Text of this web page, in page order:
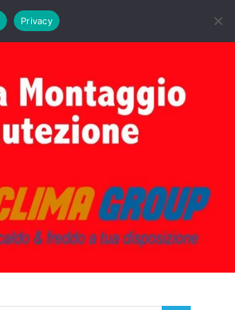
PRIMA ACCENSIONE CALDAIE BIASI
Privacy